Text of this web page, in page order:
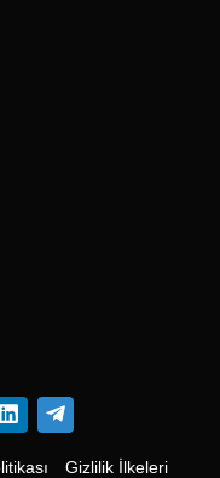
Gizlilik İlkeleri